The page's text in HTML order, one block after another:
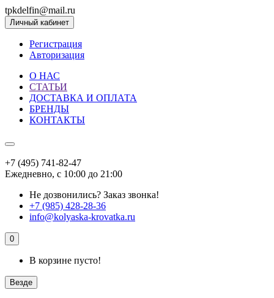
tpkdelfin@mail.ru
Личный кабинет
Регистрация
Авторизация
О НАС
СТАТЬИ
ДОСТАВКА И ОПЛАТА
БРЕНДЫ
КОНТАКТЫ
+7 (495) 741-82-47
Ежедневно, с 10:00 до 21:00
Не дозвонились? Заказ звонка!
+7 (985) 428-28-36
info@kolyaska-krovatka.ru
0
В корзине пусто!
Везде